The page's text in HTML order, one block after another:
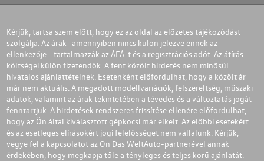
Kérjük, tartsa szem előtt, hogy ez az oldal az előzetes tájékozódást
szolgálja. Az árak- amennyiben nincs külön jelezve ennek az
ellenkezője - tartalmazzák az ÁFÁ-t és a regisztrációs adót. Az átírás
költségei külön fizetendők. A fent közölt hirdetés nem minősül
hivatalos ajánlattételnek. Esetenként előfordulhat, hogy a közölt ár
már nem aktuális. A megadott modellvariációk, felszereltség, műszaki
adatok, valamint az árak tekintetében a tévedés és a változtatás jogát
fenntartjuk. A hirdetések rendszeres frissítése ellenére előfordulhat,
hogy az Ön által kiválasztott gépkocsi már elkelt. Az előbbi esetekért
és az esetleges elírásokért jogi felelősséget nem vállalunk. Kérjük,
vegye fel a kapcsolatot az Ön Das WeltAuto-partnerével annak
érdekében, hogy megkapja tőle a tényleges és teljes körű ajánlatát.